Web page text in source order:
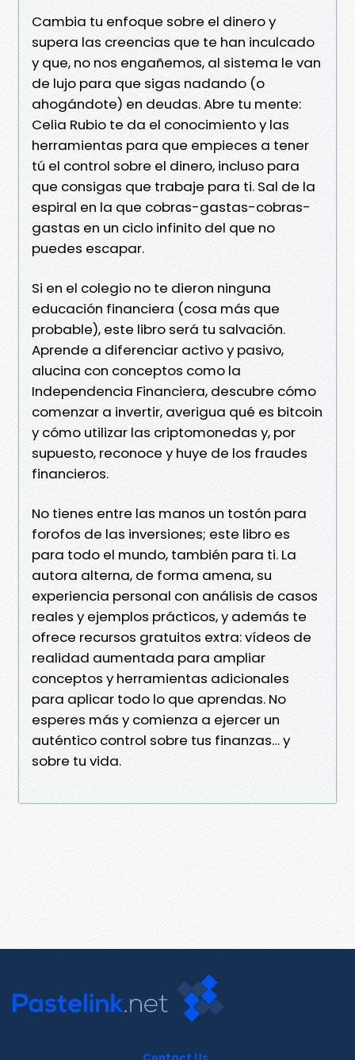
Cambia tu enfoque sobre el dinero y
supera las creencias que te han inculcado
y que, no nos engañemos, al sistema le van
de lujo para que sigas nadando (o
ahogándote) en deudas. Abre tu mente:
Celia Rubio te da el conocimiento y las
herramientas para que empieces a tener
tú el control sobre el dinero, incluso para
que consigas que trabaje para ti. Sal de la
espiral en la que cobras-gastas-cobras-
gastas en un ciclo infinito del que no
puedes escapar.
Si en el colegio no te dieron ninguna
educación financiera (cosa más que
probable), este libro será tu salvación.
Aprende a diferenciar activo y pasivo,
alucina con conceptos como la
Independencia Financiera, descubre cómo
comenzar a invertir, averigua qué es bitcoin
y cómo utilizar las criptomonedas y, por
supuesto, reconoce y huye de los fraudes
financieros.
No tienes entre las manos un tostón para
forofos de las inversiones; este libro es
para todo el mundo, también para ti. La
autora alterna, de forma amena, su
experiencia personal con análisis de casos
reales y ejemplos prácticos, y además te
ofrece recursos gratuitos extra: vídeos de
realidad aumentada para ampliar
conceptos y herramientas adicionales
para aplicar todo lo que aprendas. No
esperes más y comienza a ejercer un
auténtico control sobre tus finanzas… y
sobre tu vida.